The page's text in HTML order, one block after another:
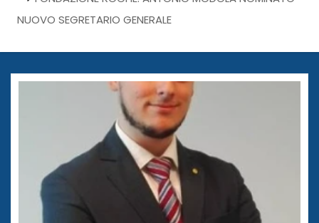
NUOVO SEGRETARIO GENERALE